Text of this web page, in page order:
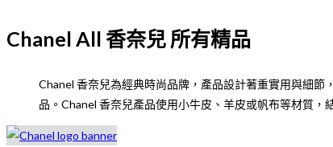
Chanel All 香奈兒 所有精品
Chanel 香奈兒為經典時尚品牌，產品設計著重實用與細
品。Chanel 香奈兒產品使用小牛皮、羊皮或帆布等材質，